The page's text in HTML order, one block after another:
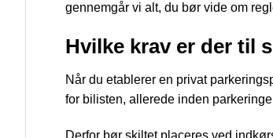
gennemgår vi alt, du bør vide om
Hvilke krav er der til
Når du etablerer en privat
for bilisten, allerede inden
Derfor bør skiltet placeres ved